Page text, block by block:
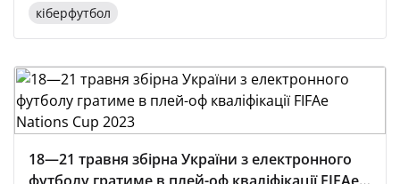
кіберфутбол
18—21 травня збірна України з електронного